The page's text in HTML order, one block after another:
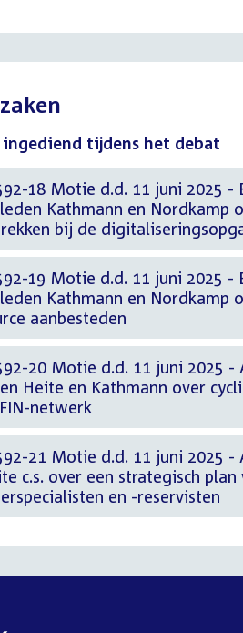
tijdens het debat
18 Motie d.d. 11 juni 2025
Kathmann en Nordkamp
bij de
19 Motie d.d. 11 juni 2025
Kathmann en Nordkamp
aanbesteden
20 Motie d.d. 11 juni 2025
Heite en Kathmann over
netwerk
21 Motie d.d. 11 juni 2025
c.s. over een strategisch
en -reservisten